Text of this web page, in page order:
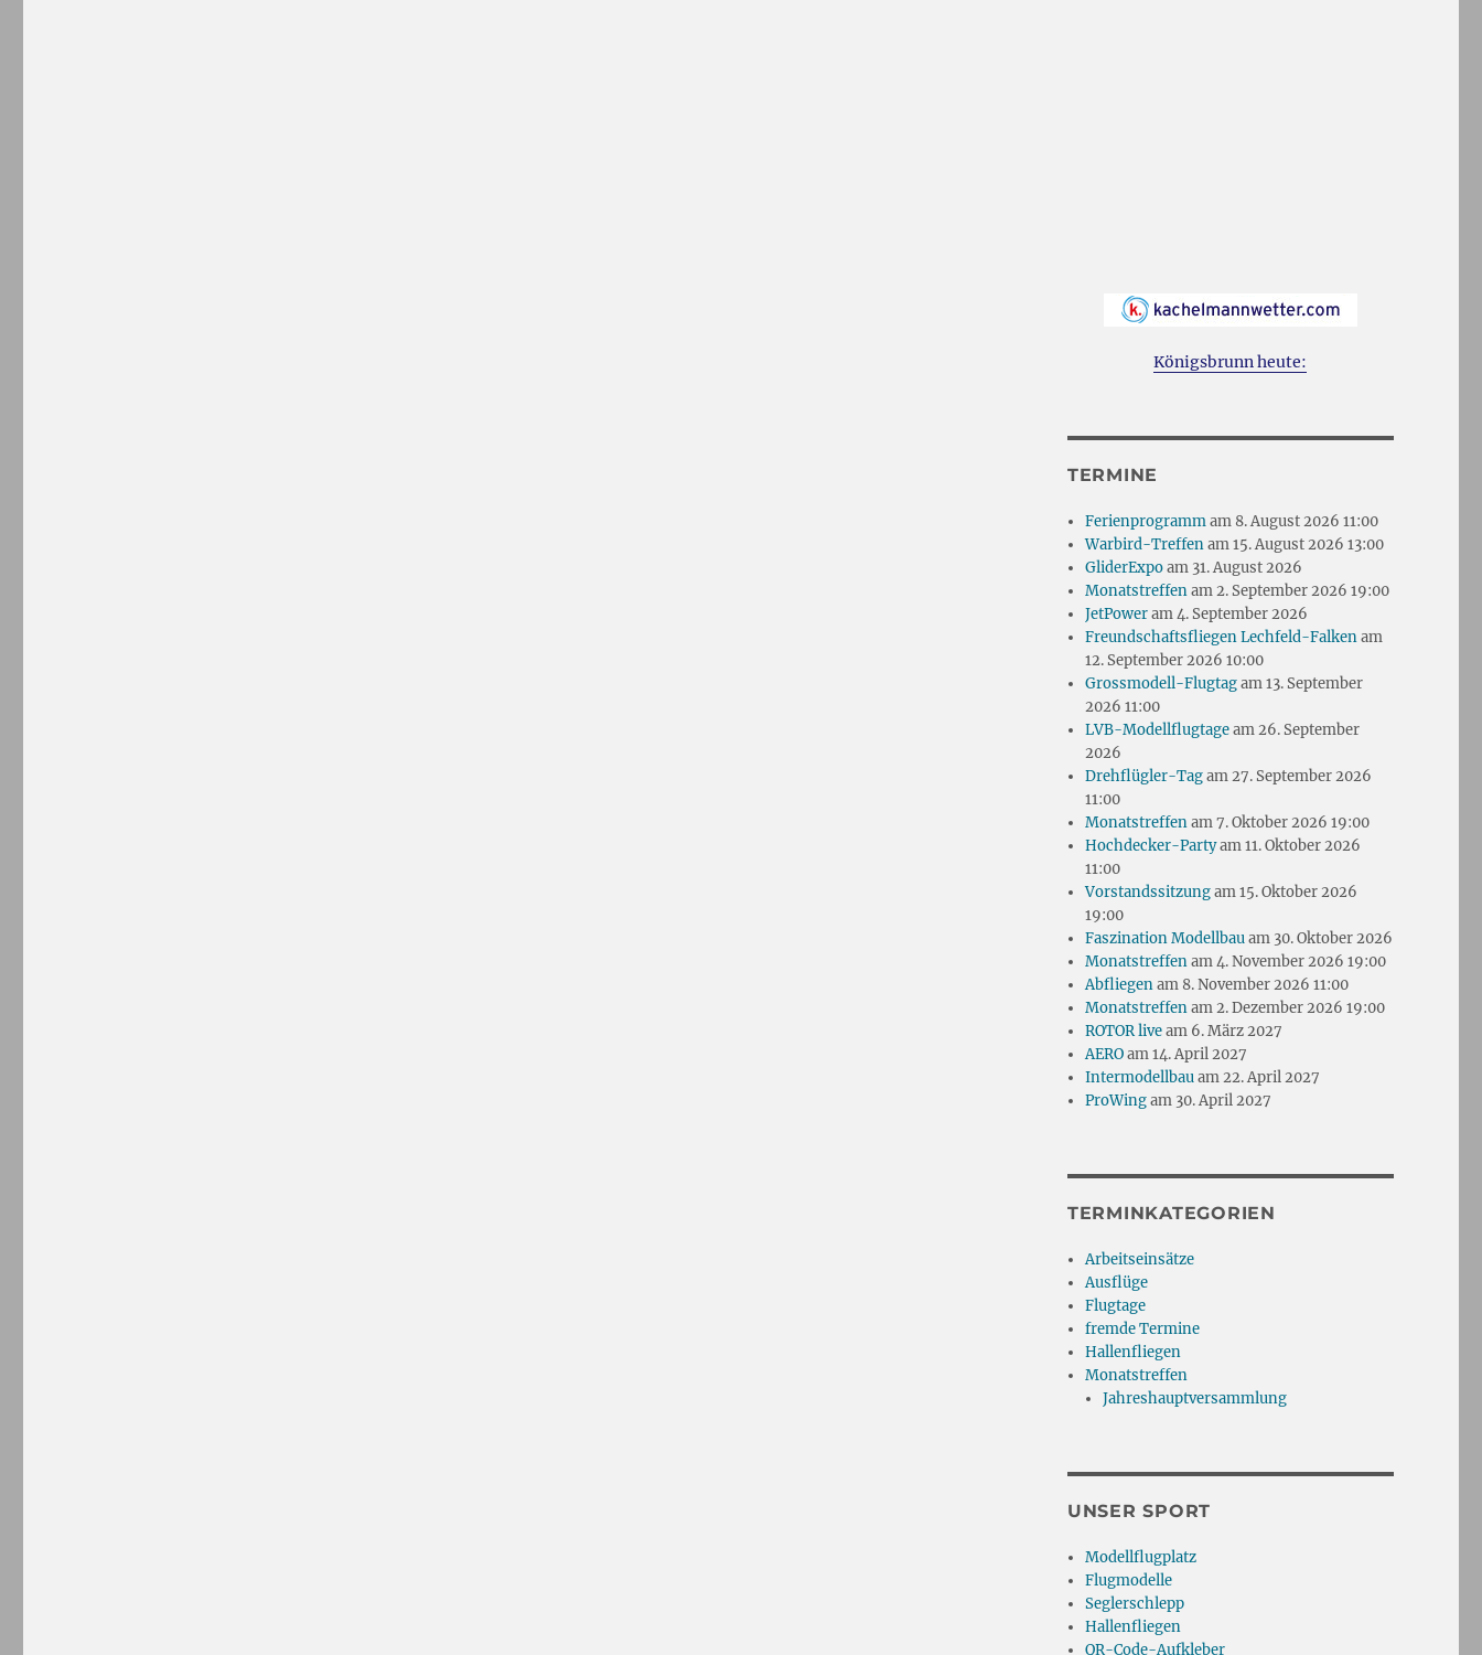
Königsbrunn heute:
TERMINE
Ferienprogrammam 8. August 2026 11:00
Warbird-Treffenam 15. August 2026 13:00
GliderExpoam 31. August 2026
Monatstreffenam 2. September 2026 19:00
JetPoweram 4. September 2026
Freundschaftsfliegen Lechfeld-Falkenam
12. September 2026 10:00
Grossmodell-Flugtagam 13. September
2026 11:00
LVB-Modellflugtageam 26. September
2026
Drehflügler-Tagam 27. September 2026
11:00
Monatstreffenam 7. Oktober 2026 19:00
Hochdecker-Partyam 11. Oktober 2026
11:00
Vorstandssitzungam 15. Oktober 2026
19:00
Faszination Modellbauam 30. Oktober 2026
Monatstreffenam 4. November 2026 19:00
Abfliegenam 8. November 2026 11:00
Monatstreffenam 2. Dezember 2026 19:00
ROTOR liveam 6. März 2027
AEROam 14. April 2027
Intermodellbauam 22. April 2027
ProWingam 30. April 2027
TERMINKATEGORIEN
Arbeitseinsätze
Ausflüge
Flugtage
fremde Termine
Hallenfliegen
Monatstreffen
Jahreshauptversammlung
UNSER SPORT
Modellflugplatz
Flugmodelle
Seglerschlepp
Hallenfliegen
QR-Code-Aufkleber